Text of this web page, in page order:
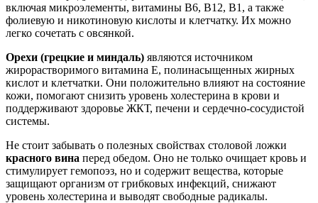
включая микроэлементы, витамины B6, B12, B1, а также
фолиевую и никотиновую кислоты и клетчатку. Их можно
легко сочетать с овсянкой.
Орехи (грецкие и миндаль) являются источником
жирорастворимого витамина E, полинасыщенных жирных
кислот и клетчатки. Они положительно влияют на состояние
кожи, помогают снизить уровень холестерина в крови и
поддерживают здоровье ЖКТ, печени и сердечно-сосудистой
системы.
Не стоит забывать о полезных свойствах столовой ложки
красного вина перед обедом. Оно не только очищает кровь и
стимулирует гемопоэз, но и содержит вещества, которые
защищают организм от грибковых инфекций, снижают
уровень холестерина и выводят свободные радикалы.